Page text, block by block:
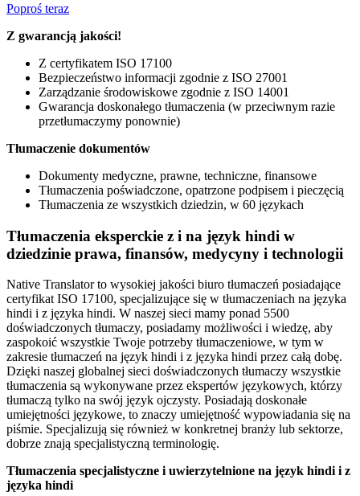
Poproś teraz
Z gwarancją jakości!
Z certyfikatem ISO 17100
Bezpieczeństwo informacji zgodnie z ISO 27001
Zarządzanie środowiskowe zgodnie z ISO 14001
Gwarancja doskonałego tłumaczenia (w przeciwnym razie
przetłumaczymy ponownie)
Tłumaczenie dokumentów
Dokumenty medyczne, prawne, techniczne, finansowe
Tłumaczenia poświadczone, opatrzone podpisem i pieczęcią
Tłumaczenia ze wszystkich dziedzin, w 60 językach
Tłumaczenia eksperckie z i na język hindi w
dziedzinie prawa, finansów, medycyny i technologii
Native Translator to wysokiej jakości biuro tłumaczeń posiadające
certyfikat ISO 17100, specjalizujące się w tłumaczeniach na języka
hindi i z języka hindi. W naszej sieci mamy ponad 5500
doświadczonych tłumaczy, posiadamy możliwości i wiedzę, aby
zaspokoić wszystkie Twoje potrzeby tłumaczeniowe, w tym w
zakresie tłumaczeń na język hindi i z języka hindi przez całą dobę.
Dzięki naszej globalnej sieci doświadczonych tłumaczy wszystkie
tłumaczenia są wykonywane przez ekspertów językowych, którzy
tłumaczą tylko na swój język ojczysty. Posiadają doskonałe
umiejętności językowe, to znaczy umiejętność wypowiadania się na
piśmie. Specjalizują się również w konkretnej branży lub sektorze,
dobrze znają specjalistyczną terminologię.
Tłumaczenia specjalistyczne i uwierzytelnione na język hindi i z
języka hindi